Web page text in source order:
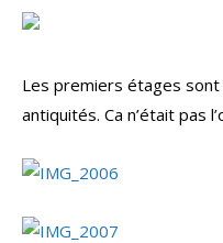
Les premiers étages
antiquités. Ca n’était pas